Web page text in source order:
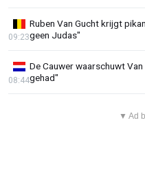
Ruben Van Gucht krijgt
geen Judas"
09:23
De Cauwer waarschuwt
gehad"
08:44
▼ Ad